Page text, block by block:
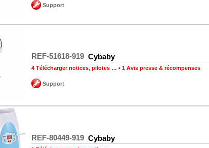
Support
REF-51618-919 Cybaby
4 Télécharger notices, pilotes … • 1 Avis presse & récompenses
Support
REF-80449-919 Cybaby